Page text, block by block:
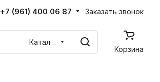
+7 (961) 400 06 87 Заказать звонок
Каталог
Корзина